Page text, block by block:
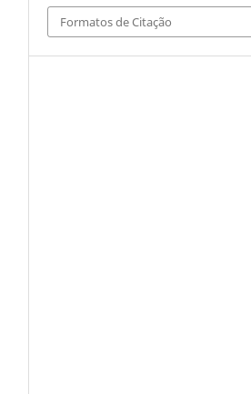
Formatos de Citação